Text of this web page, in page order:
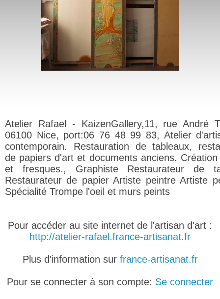
Atelier Rafael - KaizenGallery,11, rue André
06100 Nice, port:06 76 48 99 83, Atelier
contemporain. Restauration de tableaux,
de papiers d'art et documents anciens.
et fresques., Graphiste Restaurateur de
Restaurateur de papier Artiste peintre Artiste
Spécialité Trompe l'oeil et murs peints
Pour accéder au site internet de l'artisan d'art :
http://atelier-rafael.france-artisanat.fr
Plus d'information sur france-artisanat.fr
Pour se connecter à son compte: Se connecter